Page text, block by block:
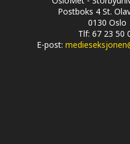
Postboks 4 St.
0130 Oslo
Tlf: 67 23 50
E-post: